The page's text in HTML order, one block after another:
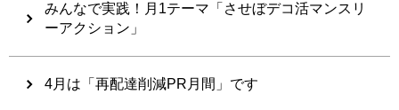
みんなで実践！月1テーマ「させぼデコ活マンスリ
ーアクション」
4月は「再配達削減PR月間」です